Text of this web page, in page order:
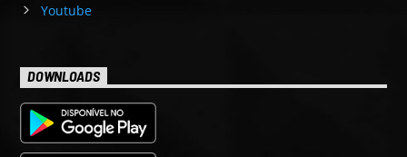
Youtube
DOWNLOADS